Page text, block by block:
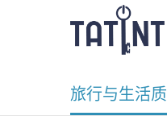
旅行与生活